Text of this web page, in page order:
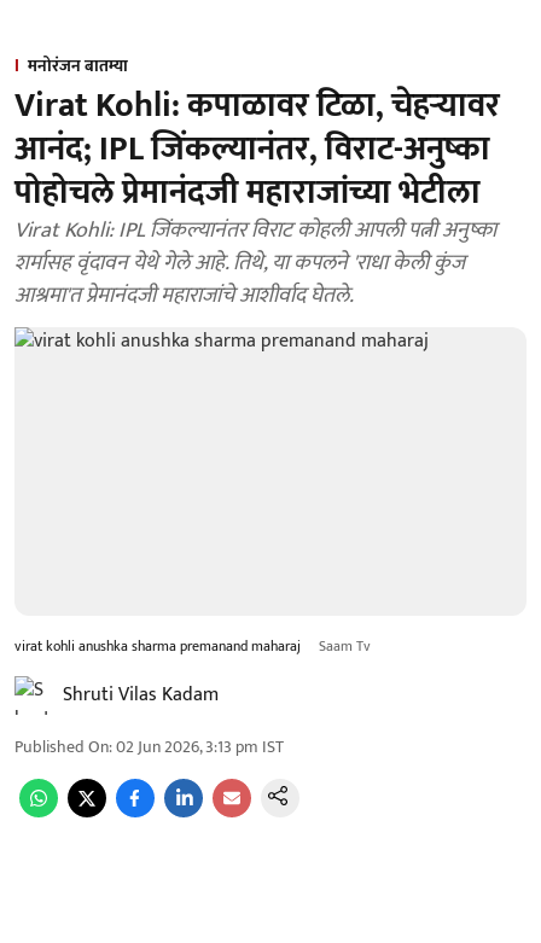
मनोरंजन बातम्या
Virat Kohli: कपाळावर टिळा, चेहऱ्यावर
आनंद; IPL जिंकल्यानंतर, विराट-अनुष्का
पोहोचले प्रेमानंदजी महाराजांच्या भेटीला
Virat Kohli: IPL जिंकल्यानंतर विराट कोहली आपली पत्नी अनुष्का
शर्मासह वृंदावन येथे गेले आहे. तिथे, या कपलने 'राधा केली कुंज
आश्रमा'त प्रेमानंदजी महाराजांचे आशीर्वाद घेतले.
virat kohli anushka sharma premanand maharaj Saam Tv
Shruti Vilas Kadam
Published On:02 Jun 2026, 3:13 pm IST